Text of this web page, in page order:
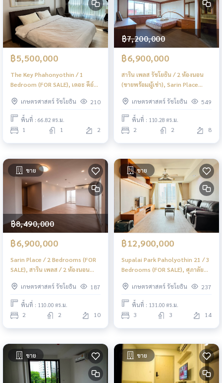
฿5,500,000
The Key Phahonyothin / 1
Bedroom (FOR SALE), เดอะ คีย์
JSMN089
เกษตรศาสตร์ รัชโยธิน 210
พื้นที่ : 66.82 ตร.ม.
1 1 2
฿7,200,000
฿6,900,000
สาริน เพลส รัชโยธิน / 2 ห้องนอน
(ขายพร้อมผู้เช่า), Sarin Place
(SALE WITH TENANT) PINP290
เกษตรศาสตร์ รัชโยธิน 549
พื้นที่ : 110.28 ตร.ม.
2 2 8
ขาย
฿8,490,000
฿6,900,000
Sarin Place / 2 Bedrooms (FOR
SALE), สาริน เพลส / 2 ห้องนอน
เกษตรศาสตร์ รัชโยธิน
187
พื้นที่ : 110.00 ตร.ม.
2 2 10
ขาย
฿12,900,000
Supalai Park Paholyothin 21 / 3
Bedrooms (FOR SALE), ศุภาลัย
(ขาย) JSMN087
เกษตรศาสตร์ รัชโยธิน 237
พื้นที่ : 131.00 ตร.ม.
3 3 14
ขาย ขาย